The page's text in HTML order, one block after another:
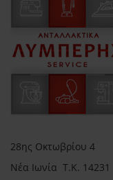
28ης Οκτωβρίου 4
Νέα Ιωνία Τ.Κ. 14231